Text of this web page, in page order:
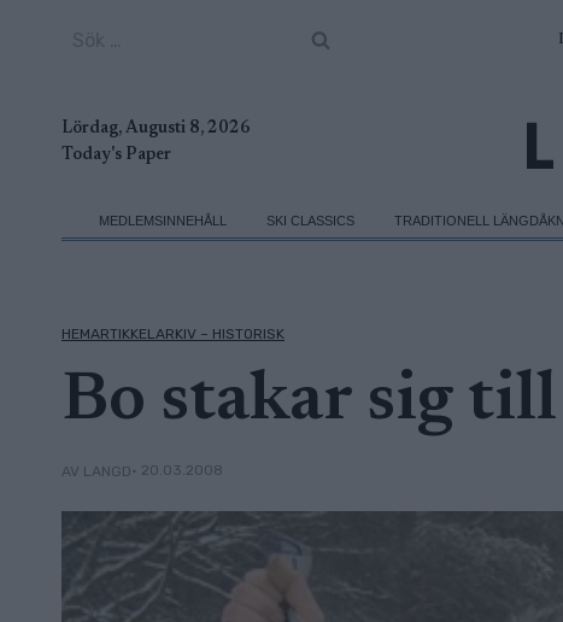
Lördag, Augusti 8, 2026
Today's Paper
MEDLEMSINNEHÅLL SKI CLASSICS TRADITIONELL
HEMARTIKKELARKIV – HISTORISK
Bo stakar sig
AV LANGD• 20.03.2008